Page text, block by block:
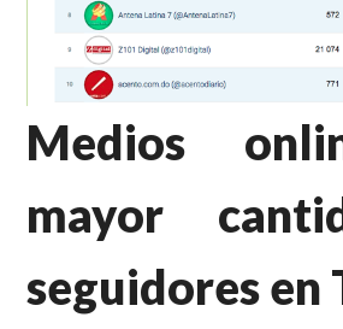
Medios
mayor
seguidores